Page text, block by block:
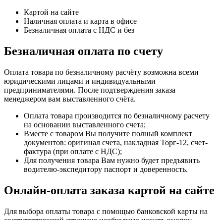
Картой на сайте
Наличная оплата и карта в офисе
Безналичная оплата с НДС и без
Безналичная оплата по счету
Оплата товара по безналичному расчёту возможна всеми
юридическими лицами и индивидуальными
предпринимателями. После подтверждения заказа
менеджером вам выставленного счёта.
Оплата товара производится по безналичному расчету
на основании выставленного счета;
Вместе с товаром Вы получите полный комплект
документов: оригинал счета, накладная Торг-12, счет-
фактура (при оплате с НДС);
Для получения товара Вам нужно будет предъявить
водителю-экспедитору паспорт и доверенность.
Онлайн-оплата заказа картой на сайте
Для выбора оплаты товара с помощью банковской карты на